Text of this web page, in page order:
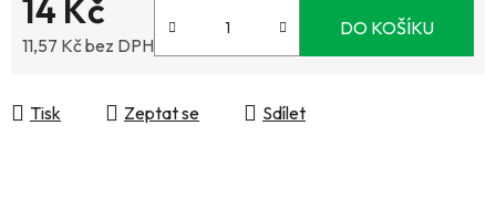
14 Kč
11,57 Kč bez DPH
DO KOŠÍKU
Tisk Zeptat se Sdílet